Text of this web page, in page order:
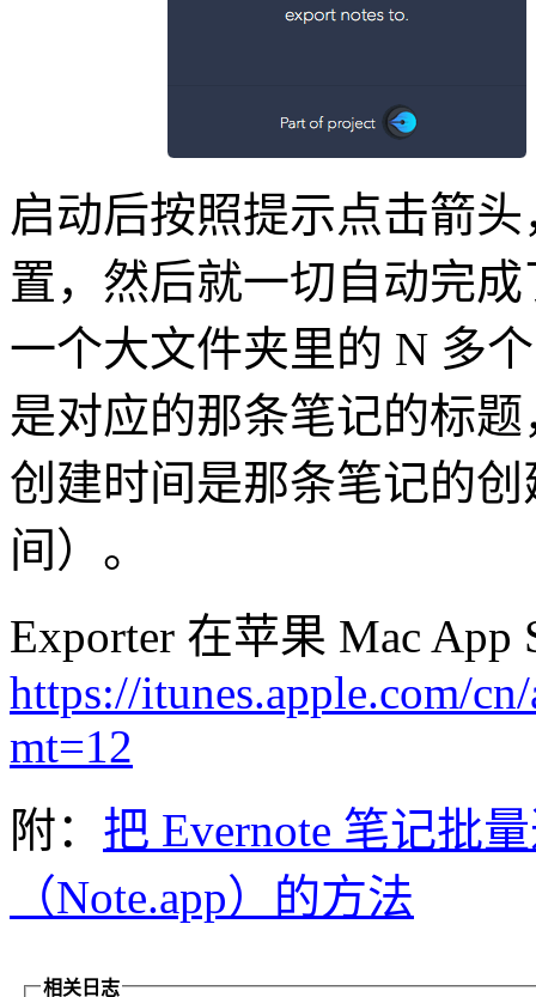
启动后按照提示点击箭
置，然后就一切自动完
一个大文件夹里的 N 多
是对应的那条笔记的标
创建时间是那条笔记的
间）。
Exporter 在苹果 Mac
https://itunes.apple.com/
mt=12
附： 把 Evernote 笔记批
（Note.app）的方法
相关日志